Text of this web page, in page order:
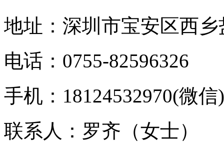
地址：深圳市宝安区西
电话：0755-82596326
手机：18124532970(微信)
联系人：罗齐（女士）